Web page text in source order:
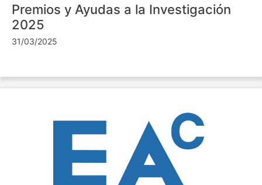
Premios y Ayudas a la Investigación
2025
31/03/2025